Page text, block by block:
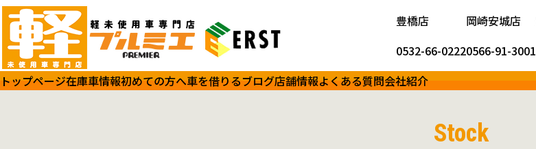
豊橋店
0532-66-0222
岡崎安城店
0566-91-3001
トップページ在庫車情報初めての方へ車を借りるブログ店舗情報よくある質問会社紹介
Stock